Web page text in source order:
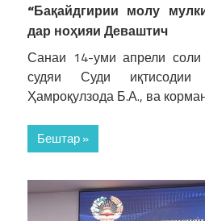
“Бақайдгирии молу
дар ноҳияи Деваштич
Санаи 14-уми апрели
судяи Суди иқтисодии
Ҳамроқулзода Б.А., ва
Бештар »